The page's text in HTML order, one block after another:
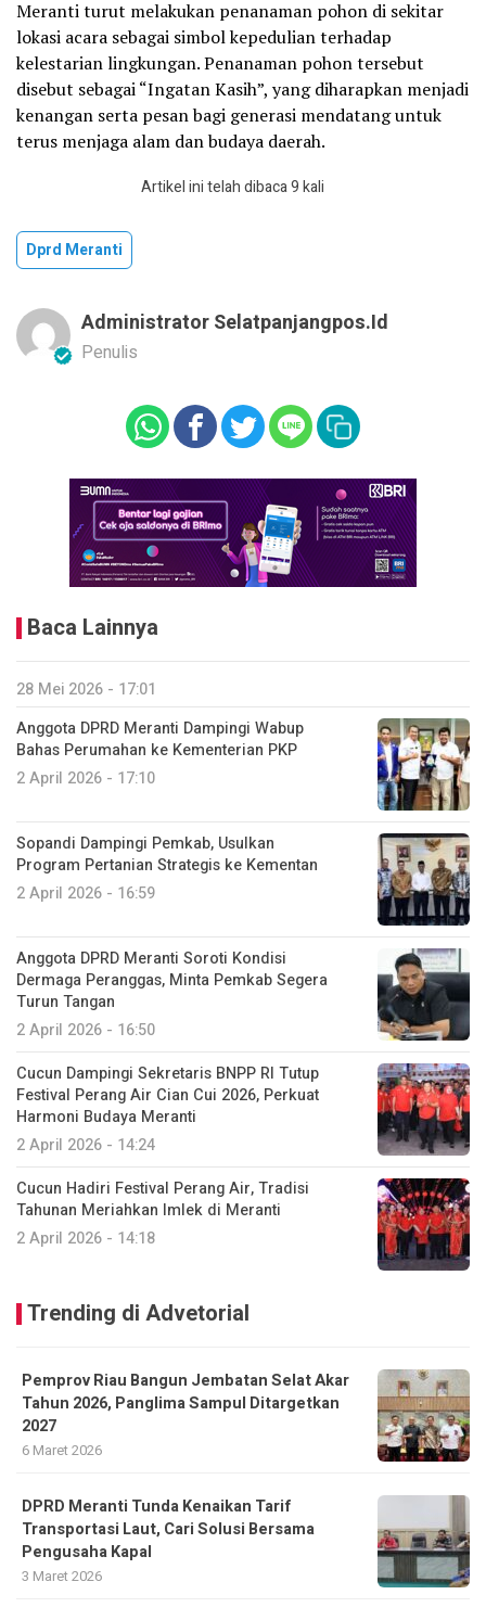
Meranti turut melakukan penanaman pohon di sekitar
lokasi acara sebagai simbol kepedulian terhadap
kelestarian lingkungan. Penanaman pohon tersebut
disebut sebagai “Ingatan Kasih”, yang diharapkan menjadi
kenangan serta pesan bagi generasi mendatang untuk
terus menjaga alam dan budaya daerah.
Artikel ini telah dibaca 9 kali
Dprd Meranti
Administrator Selatpanjangpos.id
Penulis
Baca Lainnya
28 Mei 2026 - 17:01
Anggota DPRD Meranti Dampingi Wabup
Bahas Perumahan ke Kementerian PKP
2 April 2026 - 17:10
Sopandi Dampingi Pemkab, Usulkan
Program Pertanian Strategis ke Kementan
2 April 2026 - 16:59
Anggota DPRD Meranti Soroti Kondisi
Dermaga Peranggas, Minta Pemkab Segera
Turun Tangan
2 April 2026 - 16:50
Cucun Dampingi Sekretaris BNPP RI Tutup
Festival Perang Air Cian Cui 2026, Perkuat
Harmoni Budaya Meranti
2 April 2026 - 14:24
Cucun Hadiri Festival Perang Air, Tradisi
Tahunan Meriahkan Imlek di Meranti
2 April 2026 - 14:18
Trending di Advetorial
Pemprov Riau Bangun Jembatan Selat Akar
Tahun 2026, Panglima Sampul Ditargetkan
2027
6 Maret 2026
DPRD Meranti Tunda Kenaikan Tarif
Transportasi Laut, Cari Solusi Bersama
Pengusaha Kapal
3 Maret 2026